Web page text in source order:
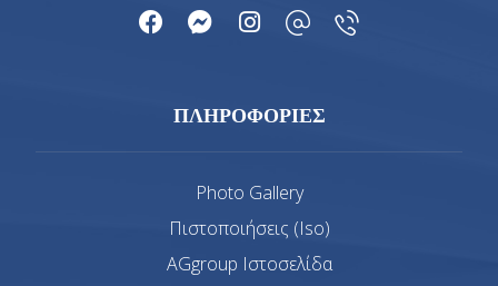
ΠΛΗΡΟΦΟΡΙΕΣ
Photo Gallery
Πιστοποιήσεις (Iso)
AGgroup Ιστοσελίδα